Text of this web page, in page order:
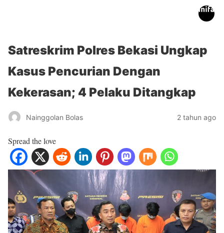
Satreskrim Polres Bekasi Ungkap
Kasus Pencurian Dengan
Kekerasan; 4 Pelaku Ditangkap
Nainggolan Bolas 2 tahun ago
Spread the love